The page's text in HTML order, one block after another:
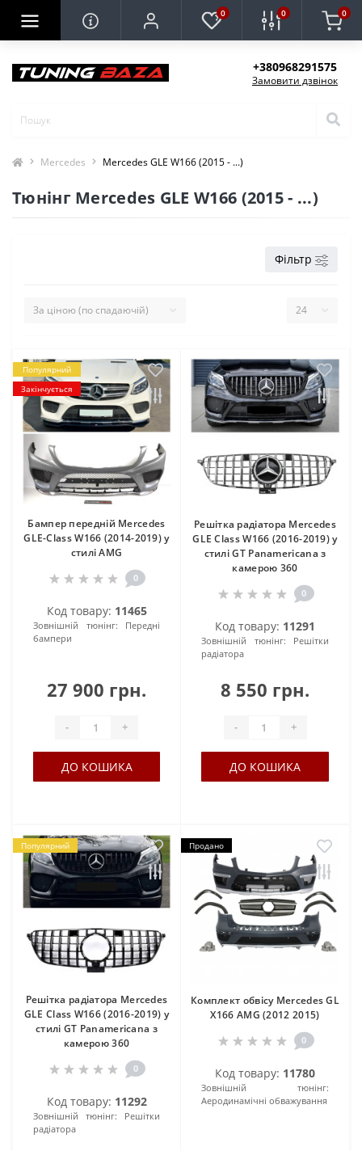
0 0 0
+380968291575
Замовити дзвінок
Mercedes Mercedes GLE W166 (2015 - ...)
Тюнінг Mercedes GLE W166 (2015 - ...)
Фільтр
Популярний
Закінчується
Бампер передній Mercedes
GLE-Class W166 (2014-2019) у
стилі AMG
0
Код товару: 11465
Зовнішній тюнінг:
Передні
бампери
27 900 грн.
- +
ДО КОШИКА
Решітка радіатора Mercedes
GLE Class W166 (2016-2019) у
стилі GT Panamericana з
камерою 360
0
Код товару: 11291
Зовнішній тюнінг:
Решітки
радіатора
8 550 грн.
- +
ДО КОШИКА
Популярний
Решітка радіатора Mercedes
GLE Class W166 (2016-2019) у
стилі GT Panamericana з
камерою 360
0
Код товару: 11292
Зовнішній тюнінг:
Решітки
радіатора
Продано
Комплект обвісу Mercedes GL
X166 AMG (2012 2015)
0
Код товару: 11780
Зовнішній тюнінг:
Аеродинамічні обважування